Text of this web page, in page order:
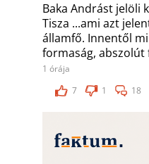
Baka Andrást jelöli
Tisza ...ami azt
államfő. Innentől
formaság, abszolút
1 órája
7
1 18